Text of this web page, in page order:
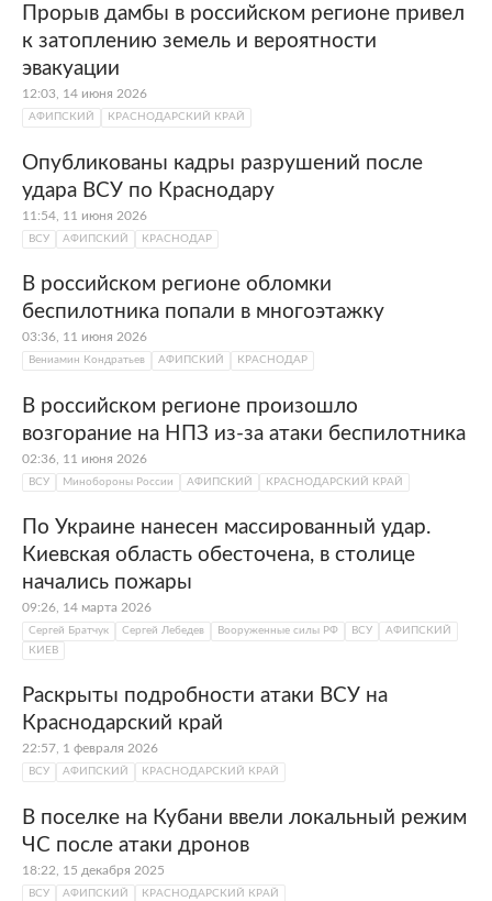
Сейчас Афипский — это поселок с развитой
нефтегазовой и пищевой
промышленностью. Его ключевое
предприятие — Афипский
нефтеперерабатывающий завод, где
выпускают бензин, дизельное топливо,
мазут, серу и другую продукцию. Кроме
того, здесь работают хлебокомбинат,
филиалы « Газпром
«Железобетон» и другие производства.
Прорыв дамбы в российском регионе привел
к затоплению земель и вероятности
эвакуации
12:03, 14 июня 2026
АФИПСКИЙ КРАСНОДАРСКИЙ КРАЙ
Опубликованы кадры разрушений после
удара ВСУ по Краснодару
11:54, 11 июня 2026
ВСУ АФИПСКИЙ КРАСНОДАР
В российском регионе обломки
беспилотника попали в многоэтажку
03:36, 11 июня 2026
Вениамин Кондратьев АФИПСКИЙ КРАСНОДАР
В российском регионе произошло
возгорание на НПЗ из-за атаки беспилотника
02:36, 11 июня 2026
ВСУ Минобороны России АФИПСКИЙ КРАСНОДАРСКИЙ КРАЙ
По Украине нанесен массированный удар.
Киевская область обесточена, в столице
начались пожары
09:26, 14 марта 2026
Сергей Братчук Сергей Лебедев Вооруженные силы РФ ВСУ
АФИПСКИЙ
КИЕВ
Раскрыты подробности атаки ВСУ на
Краснодарский край
22:57, 1 февраля 2026
ВСУ АФИПСКИЙ КРАСНОДАРСКИЙ КРАЙ
В поселке на Кубани ввели локальный режим
ЧС после атаки дронов
18:22, 15 декабря 2025
ВСУ АФИПСКИЙ КРАСНОДАРСКИЙ КРАЙ